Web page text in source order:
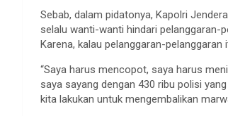
Sebab, dalam pidatonya, Kapolri
selalu wanti-wanti hindari pelanggaran-
Karena, kalau pelanggaran-
“Saya harus mencopot, saya harus
saya sayang dengan 430 ribu polisi
kita lakukan untuk mengembalikan